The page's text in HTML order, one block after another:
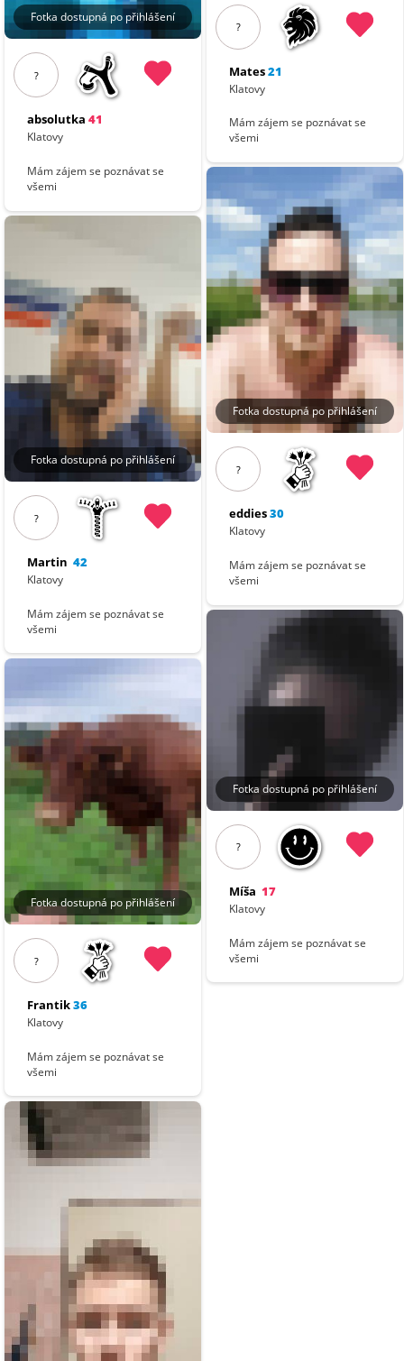
Fotka dostupná po přihlášení
?
absolutka 41
Klatovy
Mám zájem se poznávat se
všemi
Fotka dostupná po přihlášení
?
Martin 42
Klatovy
Mám zájem se poznávat se
všemi
Fotka dostupná po přihlášení
?
Frantik36
Klatovy
Mám zájem se poznávat se
všemi
?
Mates21
Klatovy
Mám zájem se poznávat se
všemi
Fotka dostupná po přihlášení
?
eddies30
Klatovy
Mám zájem se poznávat se
všemi
Fotka dostupná po přihlášení
?
Míša 17
Klatovy
Mám zájem se poznávat se
všemi